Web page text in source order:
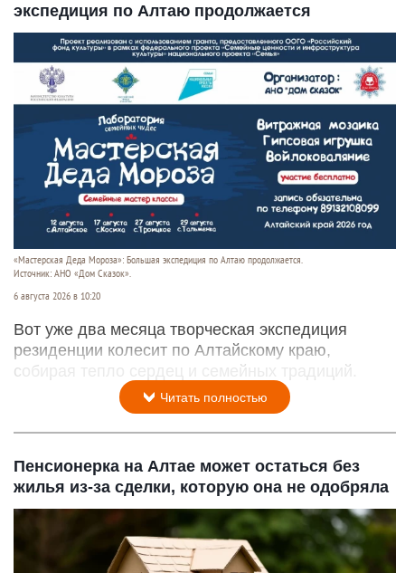
экспедиция по Алтаю продолжается
«Мастерская Деда Мороза»: Большая экспедиция по Алтаю продолжается.
Источник: АНО «Дом Сказок».
6 августа 2026 в 10:20
Вот уже два месяца творческая экспедиция
резиденции колесит по Алтайскому краю,
собирая тепло сердец и семейных традиций.
Читать полностью
Пенсионерка на Алтае может остаться без
жилья из-за сделки, которую она не одобряла